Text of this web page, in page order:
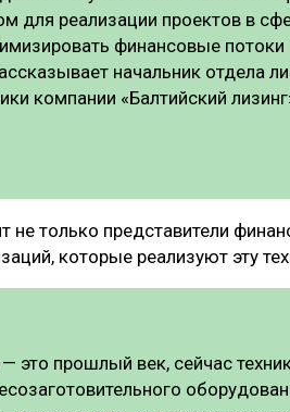
для реализации проектов в
финансовые потоки
начальник отдела
компании «Балтийский
не только представители
которые реализуют эту
это прошлый век, сейчас